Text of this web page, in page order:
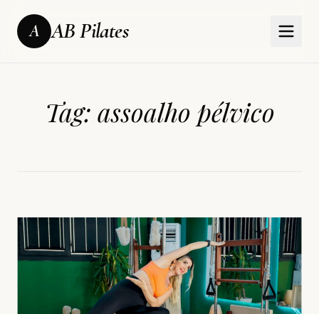
A AB Pilates
Tag: assoalho pélvico